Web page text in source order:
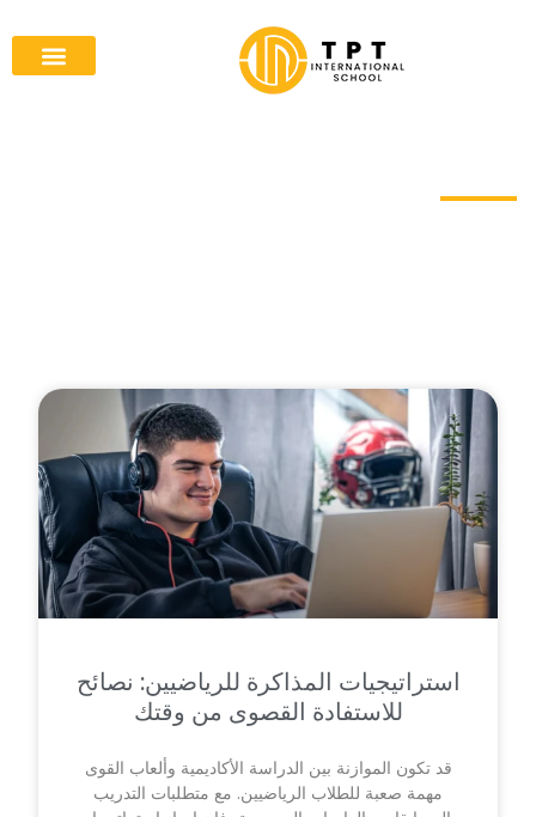
استراتيجيات المذاكرة للرياضيين: نصائح
للاستفادة القصوى من وقتك
قد تكون الموازنة بين الدراسة الأكاديمية وألعاب القوى
مهمة صعبة للطلاب الرياضيين. مع متطلبات التدريب